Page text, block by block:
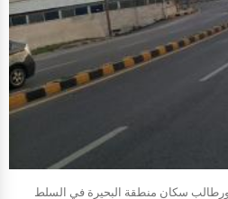
سكان منطقة البحيرة في السلط